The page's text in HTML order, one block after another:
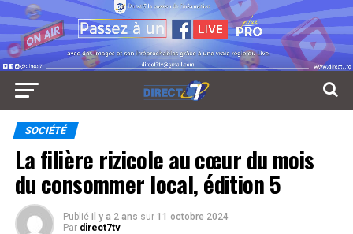
SOCIÉTÉ
La filière rizicole au cœur du mois
du consommer local, édition 5
Publié il y a 2 ans sur 11 octobre 2024
Par direct7tv